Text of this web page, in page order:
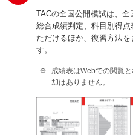
TACの全国公開模試は、
総合成績判定、科目別得
ただけるほか、復習方法
す。
成績表はWebでの閲覧
却はありません。